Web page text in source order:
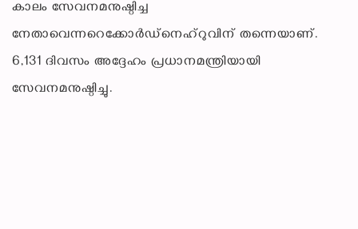
കാലം സേവനമനുഷ്ഠിച്ച
നേതാവെന്നറെക്കോര്‍ഡ്നെഹ്റുവിന് തന്നെയാണ്.
6,131 ദിവസം അദ്ദേഹം പ്രധാനമന്ത്രിയായി
സേവനമനുഷ്ഠിച്ചു.